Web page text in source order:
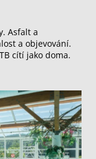
Asfalt a
a objevování.
cítí jako doma.